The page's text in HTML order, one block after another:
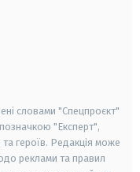
словами "Спецпроєкт"
"Експерт",
героїв. Редакція може
реклами та правил